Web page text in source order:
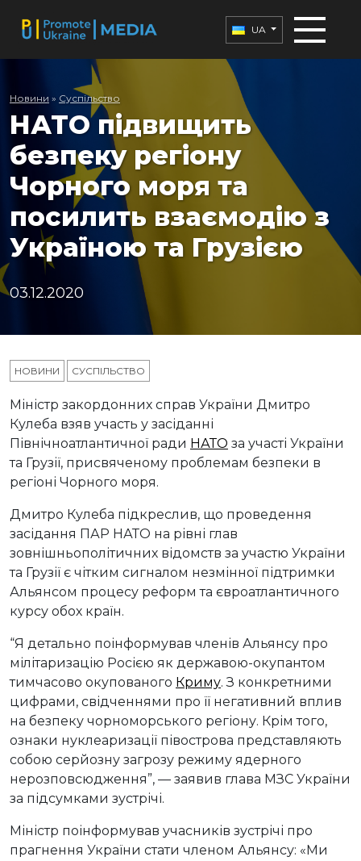
UA
Новини » Суспільство
НАТО підвищить
безпеку регіону
Чорного моря та
посилить взаємодію з
Україною та Грузією
03.12.2020
НОВИНИ СУСПІЛЬСТВО
Міністр закордонних справ України Дмитро
Кулеба взяв участь у засіданні
Північноатлантичної ради НАТО за участі України
та Грузії, присвяченому проблемам безпеки в
регіоні Чорного моря.
Дмитро Кулеба підкреслив, що проведення
засідання ПАР НАТО на рівні глав
зовнішньополітичних відомств за участю України
та Грузії є чітким сигналом незмінної підтримки
Альянсом процесу реформ та євроатлантичного
курсу обох країн.
“Я детально поінформував членів Альянсу про
мілітаризацію Росією як державою-окупантом
тимчасово окупованого Криму. З конкретними
цифрами, свідченнями про її негативний вплив
на безпеку чорноморського регіону. Крім того,
ознаки нуклеаризації півострова представляють
собою серйозну загрозу режиму ядерного
нерозповсюдження”, — заявив глава МЗС України
за підсумками зустрічі.
Міністр поінформував учасників зустрічі про
прагнення України стати членом Альянсу: «Ми